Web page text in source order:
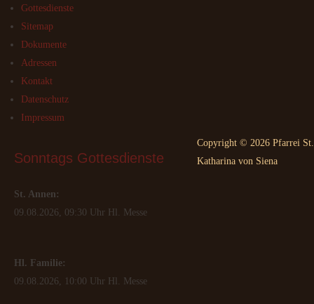
Gottesdienste
Sitemap
Dokumente
Adressen
Kontakt
Datenschutz
Impressum
Sonntags Gottesdienste
St. Annen:
09.08.2026, 09:30 Uhr Hl. Messe
Hl. Familie:
09.08.2026, 10:00 Uhr Hl. Messe
Copyright © 2026 Pfarrei St.
Katharina von Siena